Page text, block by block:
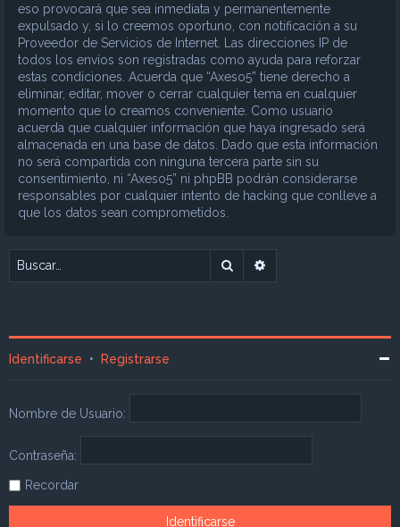
eso provocará que sea inmediata y permanentemente
expulsado y, si lo creemos oportuno, con notificación a su
Proveedor de Servicios de Internet. Las direcciones IP de
todos los envíos son registradas como ayuda para reforzar
estas condiciones. Acuerda que “Axeso5” tiene derecho a
eliminar, editar, mover o cerrar cualquier tema en cualquier
momento que lo creamos conveniente. Como usuario
acuerda que cualquier información que haya ingresado será
almacenada en una base de datos. Dado que esta información
no será compartida con ninguna tercera parte sin su
consentimiento, ni “Axeso5” ni phpBB podrán considerarse
responsables por cualquier intento de hacking que conlleve a
que los datos sean comprometidos.
Buscar
Identificarse • Registrarse
Nombre de Usuario:
Contraseña:
Recordar